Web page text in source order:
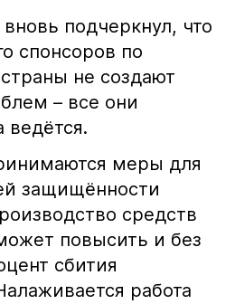
подчеркнул, что
спонсоров по
не создают
– все они
меры для
защищённости
средств
повысить и без
сбития
работа